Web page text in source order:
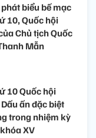
biểu bế mạc
10, Quốc hội
Chủ tịch Quốc
Mẫn
10 Quốc hội
ấn đặc biệt
trong nhiệm kỳ
XV